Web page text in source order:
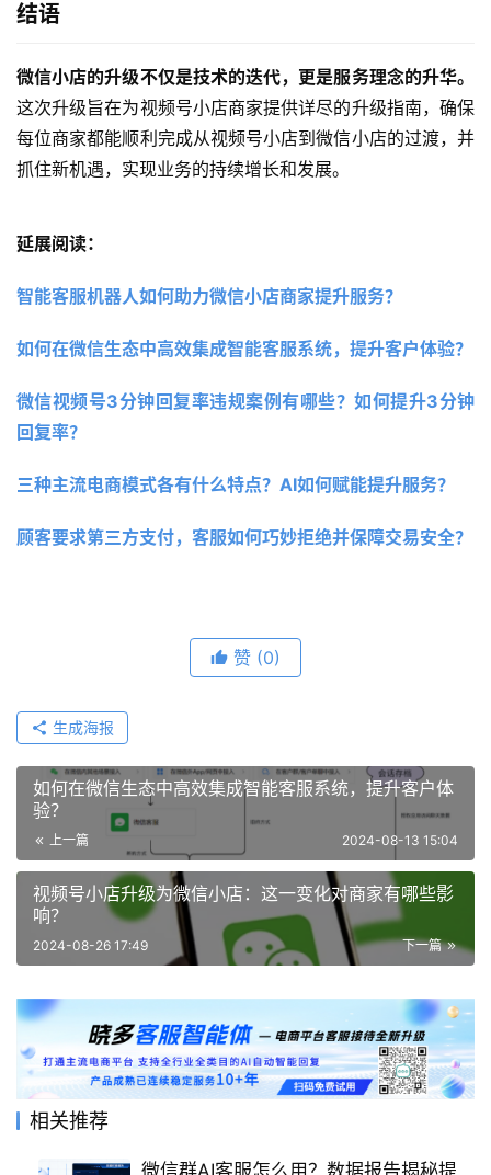
结语
微信小店的升级不仅是技术的迭代，更是服务理念的升华。
这次升级旨在为视频号小店商家提供详尽的升级指南，确保
每位商家都能顺利完成从视频号小店到微信小店的过渡，并
抓住新机遇，实现业务的持续增长和发展。
延展阅读：
智能客服机器人如何助力微信小店商家提升服务？
微信视频号3分钟回复率违规案例有哪些？如何提升3分钟
回复率？
三种主流电商模式各有什么特点？AI如何赋能提升服务？
顾客要求第三方支付，客服如何巧妙拒绝并保障交易安全？
赞 (0)
生成海报
如何在微信生态中高效集成智能客服系统，提升客户体
验？
上一篇 2024-08-13 15:04
视频号小店升级为微信小店：这一变化对商家有哪些影
响？
下一篇
2024-08-26 17:49
相关推荐